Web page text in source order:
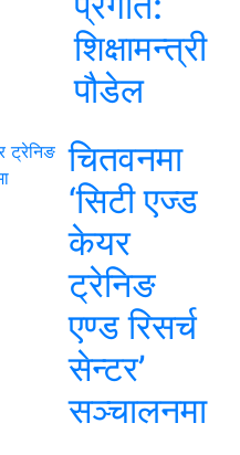
शिक्षामन्त्री
पौडेल
चितवनमा
‘सिटी एज्ड
केयर
ट्रेनिङ
एण्ड रिसर्च
सेन्टर’
सञ्चालनमा